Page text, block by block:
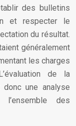
des bulletins
et respecter le
du résultat.
généralement
les charges
de la
une analyse
l’ensemble des